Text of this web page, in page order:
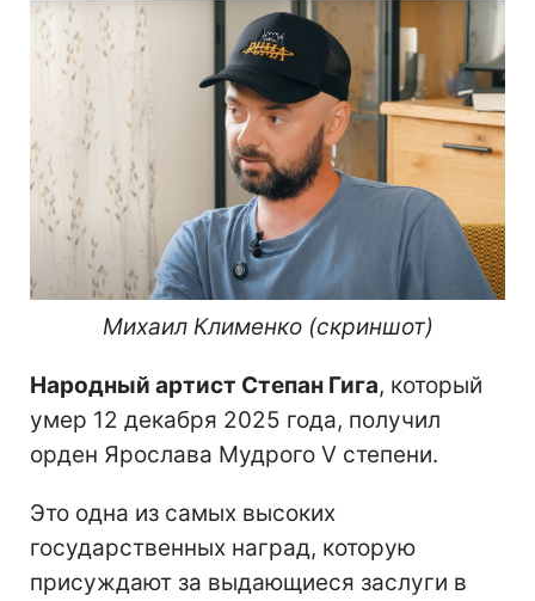
Михаил Клименко (скриншот)
Народный артист Степан Гига, который
умер 12 декабря 2025 года, получил
орден Ярослава Мудрого V степени.
Это одна из самых высоких
государственных наград, которую
присуждают за выдающиеся заслуги в